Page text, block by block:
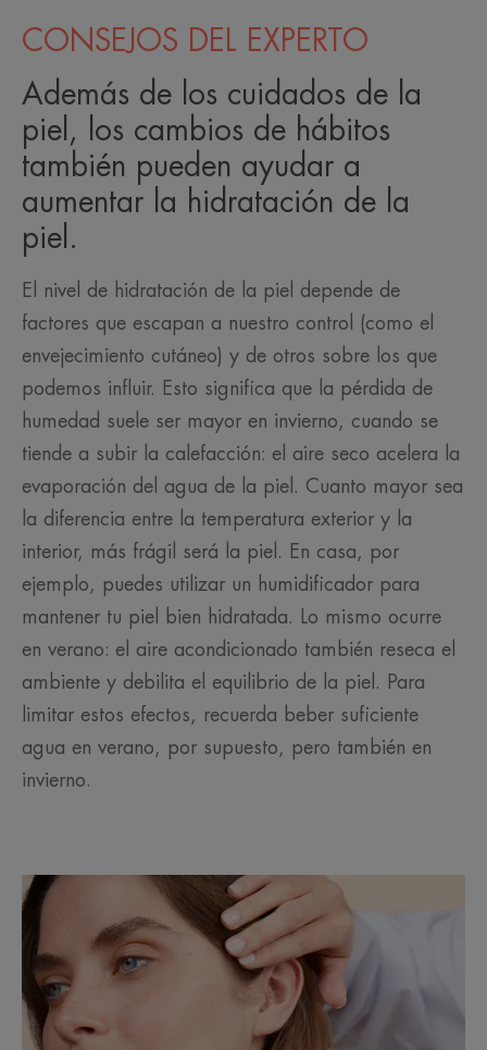
CONSEJOS DEL EXPERTO
Además de los cuidados de la
piel, los cambios de hábitos
también pueden ayudar a
aumentar la hidratación de la
piel.
El nivel de hidratación de la piel depende de
factores que escapan a nuestro control (como el
envejecimiento cutáneo) y de otros sobre los que
podemos influir. Esto significa que la pérdida de
humedad suele ser mayor en invierno, cuando se
tiende a subir la calefacción: el aire seco acelera la
evaporación del agua de la piel. Cuanto mayor sea
la diferencia entre la temperatura exterior y la
interior, más frágil será la piel. En casa, por
ejemplo, puedes utilizar un humidificador para
mantener tu piel bien hidratada. Lo mismo ocurre
en verano: el aire acondicionado también reseca el
ambiente y debilita el equilibrio de la piel. Para
limitar estos efectos, recuerda beber suficiente
agua en verano, por supuesto, pero también en
invierno.